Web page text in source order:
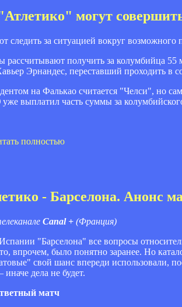
могут
следить за ситуацией вокруг
получить за колумбийца
Эрнандес, переставший проходить в
на Фалькао считается "Челси", но
выплатил часть суммы за
полностью
- Барселона. Анонс
Canal + (Франция)
"Барселона" все вопросы
впрочем, было понятно заранее. Но
свой шанс впереди использовали,
дела не будет.
матч